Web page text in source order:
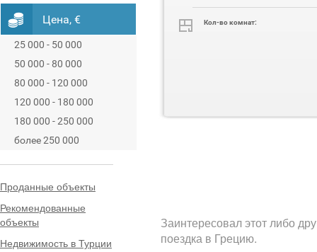
Цена, €
25 000 - 50 000
50 000 - 80 000
80 000 - 120 000
120 000 - 180 000
180 000 - 250 000
более 250 000
Проданные объекты
Рекомендованные
объекты
Недвижимость в Турции
Кол-во комнат:
Заинтересовал этот либо
поездка в Грецию.